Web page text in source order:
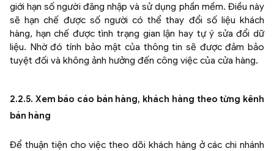
giới hạn số người đăng nhập và sử dụng phần mềm. Điều này
sẽ hạn chế được số người có thể thay đổi số liệu khách
hàng, hạn chế được tình trạng gian lận hay tự ý sửa đổi dữ
liệu. Nhờ đó tính bảo mật của thông tin sẽ được đảm bảo
tuyệt đối và không ảnh hưởng đến công việc của cửa hàng.
2.2.5. Xem báo cáo bán hàng, khách hàng theo từng kênh
bán hàng
Để thuận tiện cho việc theo dõi khách hàng ở các chi nhánh